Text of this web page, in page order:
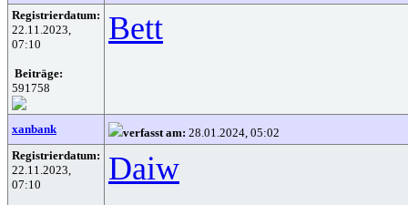
Registrierdatum:
22.11.2023,
07:10
Beiträge:
591758
Bett
xanbank verfasst am: 28.01.2024, 05:02
Registrierdatum:
22.11.2023,
07:10
Daiw